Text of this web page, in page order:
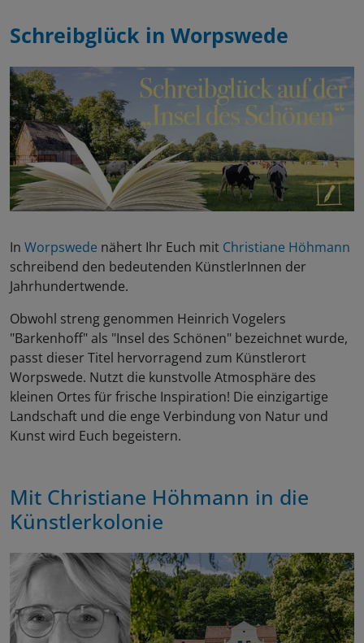
Schreibglück in Worpswede
In Worpswede nähert Ihr Euch mit Christiane Höhmann
schreibend den bedeutenden KünstlerInnen der
Jahrhundertwende.
Obwohl streng genommen Heinrich Vogelers
"Barkenhoff" als "Insel des Schönen" bezeichnet wurde,
passt dieser Titel hervorragend zum Künstlerort
Worpswede. Nutzt die kunstvolle Atmosphäre des
kleinen Ortes für frische Inspiration! Die einzigartige
Landschaft und die enge Verbindung von Natur und
Kunst wird Euch begeistern.
Mit Christiane Höhmann in die
Künstlerkolonie